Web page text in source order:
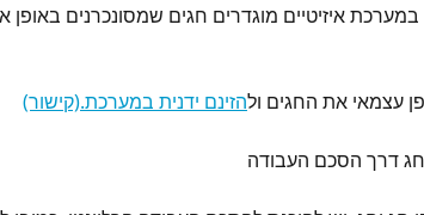
איזיטיים מוגדרים חגים שמסונכרנים באופן
עצמאי את החגים ולהזינם ידנית במערכת.(קישור)